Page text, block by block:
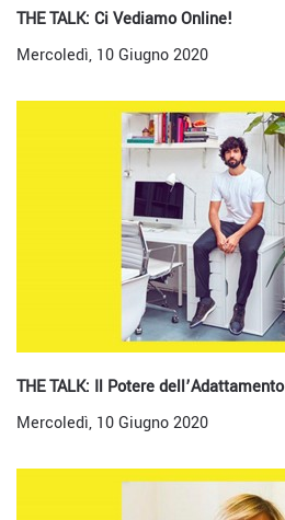
THE TALK: Ci Vediamo Online!
Mercoledì, 10 Giugno 2020
THE TALK: Il Potere dell’Adattamento
Mercoledì, 10 Giugno 2020